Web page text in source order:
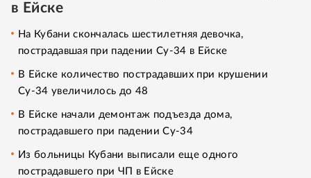
в Ейске
На Кубани скончалась шестилетняя девочка,
пострадавшая при падении Су-34 в Ейске
В Ейске количество пострадавших при крушении
Су-34 увеличилось до 48
В Ейске начали демонтаж подъезда дома,
пострадавшего при падении Су-34
Из больницы Кубани выписали еще одного
пострадавшего при ЧП в Ейске